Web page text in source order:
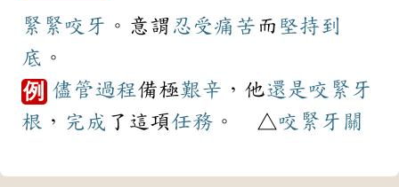
緊緊咬牙 。意謂 忍受痛苦 而 堅持到
底 。
例 儘管過程備極艱辛 ，他還是 咬緊牙
根 ， 完成 了這項任務 。 △咬緊牙關